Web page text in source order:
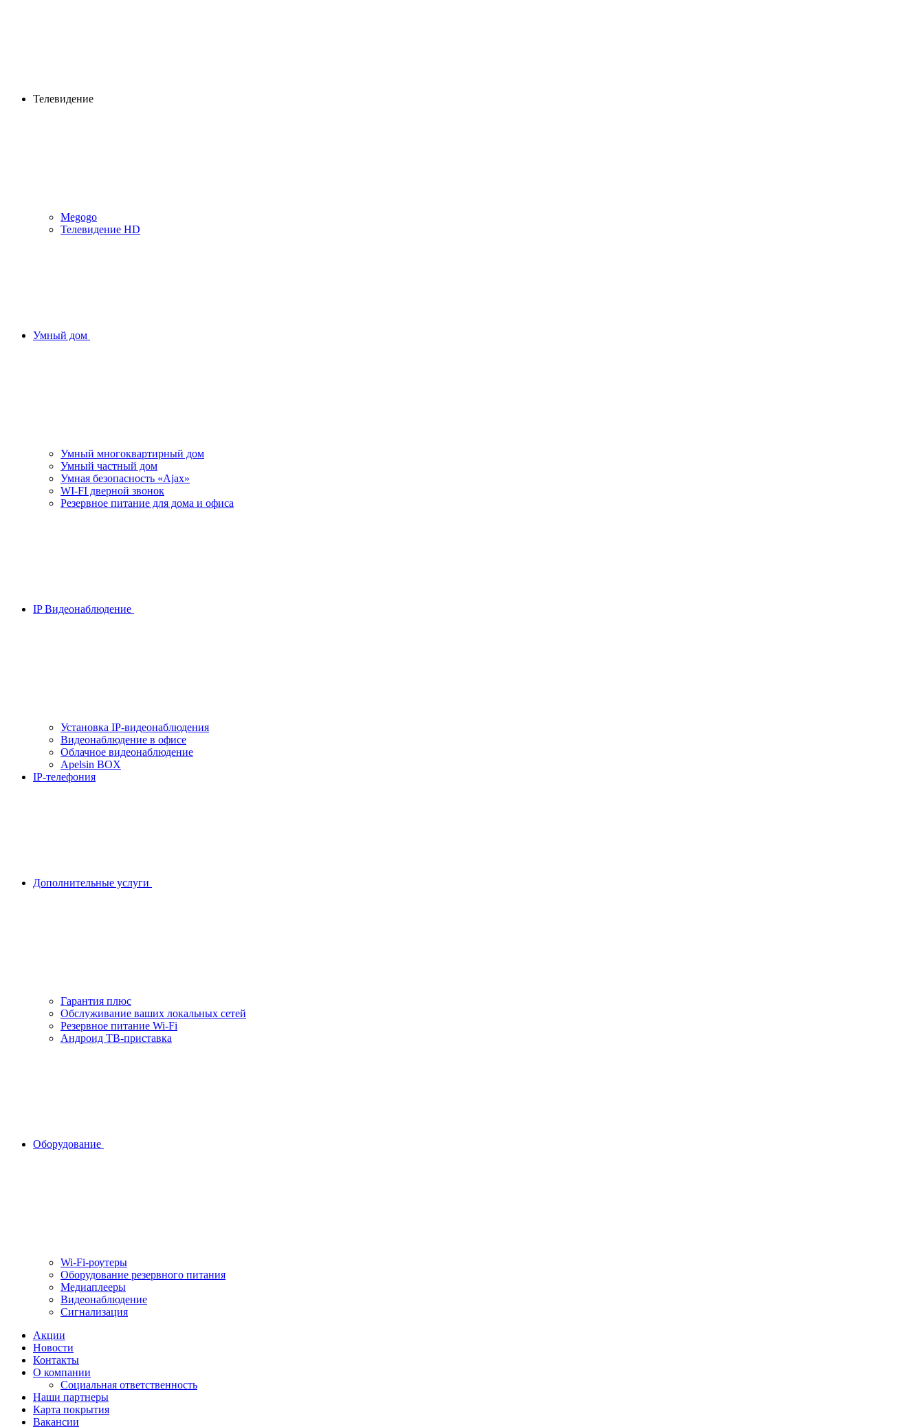
Телевидение
Megogo
Телевидение HD
Умный дом
Умный многоквартирный дом
Умный частный дом
Умная безопасность «Ajax»
WI-FI дверной звонок
Резервное питание для дома и офиса
IP Видеонаблюдение
Установка IP-видеонаблюдения
Видеонаблюдение в офисе
Облачное видеонаблюдение
Apelsin BOX
IP-телефония
Дополнительные услуги
Гарантия плюс
Обслуживание ваших локальных сетей
Резервное питание Wi-Fi
Андроид ТВ-приставка
Оборудование
Wi-Fi-роутеры
Оборудование резервного питания
Медиаплееры
Видеонаблюдение
Сигнализация
Акции
Новости
Контакты
О компании
Социальная ответственность
Наши партнеры
Карта покрытия
Вакансии